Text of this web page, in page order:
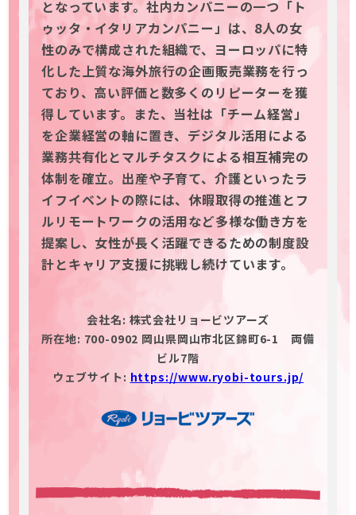
となっています。社内カンパニーの一つ「ト
ゥッタ・イタリアカンパニー」は、8人の女
性のみで構成された組織で、ヨーロッパに特
化した上質な海外旅行の企画販売業務を行っ
ており、高い評価と数多くのリピーターを獲
得しています。また、当社は「チーム経営」
を企業経営の軸に置き、デジタル活用による
業務共有化とマルチタスクによる相互補完の
体制を確立。出産や子育て、介護といったラ
イフイベントの際には、休暇取得の推進とフ
ルリモートワークの活用など多様な働き方を
提案し、女性が長く活躍できるための制度設
計とキャリア支援に挑戦し続けています。
会社名: 株式会社リョービツアーズ
所在地: 700-0902 岡山県岡山市北区錦町6-1 両備
ビル7階
ウェブサイト: https://www.ryobi-tours.jp/